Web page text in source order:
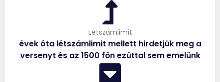
Létszámlimit
évek óta létszámlimit mellett hirdetjük meg a
versenyt és az 1500 főn ezúttal sem emelünk